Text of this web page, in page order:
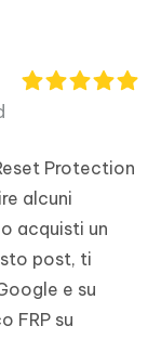
Protection
alcuni
acquisti un
post, ti
e su
FRP su